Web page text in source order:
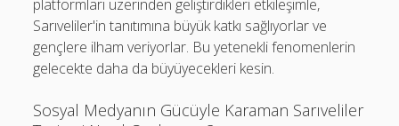
platformları üzerinden geliştirdikleri etkileşimle,
Sarıveliler'in tanıtımına büyük katkı sağlıyorlar ve
gençlere ilham veriyorlar. Bu yetenekli fenomenlerin
gelecekte daha da büyüyecekleri kesin.
Sosyal Medyanın Gücüyle Karaman Sarıveliler